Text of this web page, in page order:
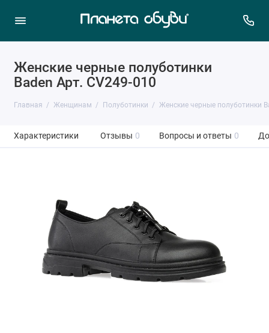
Женские черные полуботинки
Baden Арт. CV249-010
Главная Женщинам Полуботинки Женские черные полуботинки
Характеристики Отзывы 0 Вопросы и ответы 0